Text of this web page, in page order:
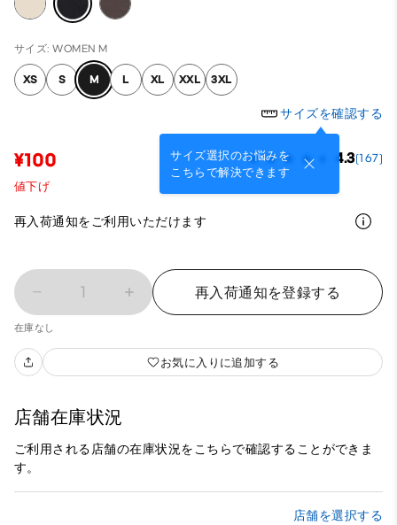
サイズ: WOMEN M
XS S M L XL XXL 3XL
サイズを確認する
サイズ選択のお悩みを
こちらで解決できます
¥100 4.3(167)
値下げ
再入荷通知をご利用いただけます
1 再入荷通知を登録する
在庫なし
お気に入りに追加する
店舗在庫状況
ご利用される店舗の在庫状況をこちらで確認することができま
す。
店舗を選択する